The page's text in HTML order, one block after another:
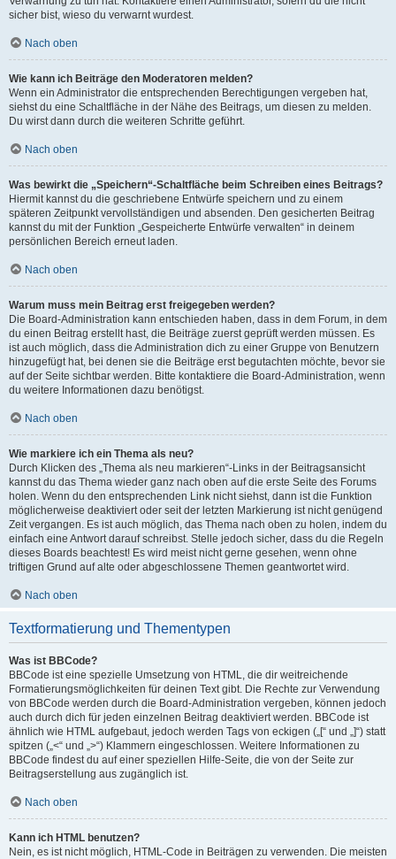
sicher bist, wieso du verwarnt wurdest.
Nach oben
Wie kann ich Beiträge den Moderatoren melden?
Wenn ein Administrator die entsprechenden Berechtigungen vergeben hat,
siehst du eine Schaltfläche in der Nähe des Beitrags, um diesen zu melden.
Du wirst dann durch die weiteren Schritte geführt.
Nach oben
Was bewirkt die „Speichern“-Schaltfläche beim Schreiben eines Beitrags?
Hiermit kannst du die geschriebene Entwürfe speichern und zu einem
späteren Zeitpunkt vervollständigen und absenden. Den gesicherten Beitrag
kannst du mit der Funktion „Gespeicherte Entwürfe verwalten“ in deinem
persönlichen Bereich erneut laden.
Nach oben
Warum muss mein Beitrag erst freigegeben werden?
Die Board-Administration kann entschieden haben, dass in dem Forum, in dem
du einen Beitrag erstellt hast, die Beiträge zuerst geprüft werden müssen. Es
ist auch möglich, dass die Administration dich zu einer Gruppe von Benutzern
hinzugefügt hat, bei denen sie die Beiträge erst begutachten möchte, bevor sie
auf der Seite sichtbar werden. Bitte kontaktiere die Board-Administration, wenn
du weitere Informationen dazu benötigst.
Nach oben
Wie markiere ich ein Thema als neu?
Durch Klicken des „Thema als neu markieren“-Links in der Beitragsansicht
kannst du das Thema wieder ganz nach oben auf die erste Seite des Forums
holen. Wenn du den entsprechenden Link nicht siehst, dann ist die Funktion
möglicherweise deaktiviert oder seit der letzten Markierung ist nicht genügend
Zeit vergangen. Es ist auch möglich, das Thema nach oben zu holen, indem du
einfach eine Antwort darauf schreibst. Stelle jedoch sicher, dass du die Regeln
dieses Boards beachtest! Es wird meist nicht gerne gesehen, wenn ohne
triftigen Grund auf alte oder abgeschlossene Themen geantwortet wird.
Nach oben
Textformatierung und Thementypen
Was ist BBCode?
BBCode ist eine spezielle Umsetzung von HTML, die dir weitreichende
Formatierungsmöglichkeiten für deinen Text gibt. Die Rechte zur Verwendung
von BBCode werden durch die Board-Administration vergeben, können jedoch
auch durch dich für jeden einzelnen Beitrag deaktiviert werden. BBCode ist
ähnlich wie HTML aufgebaut, jedoch werden Tags von eckigen („[“ und „]“) statt
spitzen („<“ und „>“) Klammern eingeschlossen. Weitere Informationen zu
BBCode findest du auf einer speziellen Hilfe-Seite, die von der Seite zur
Beitragserstellung aus zugänglich ist.
Nach oben
Kann ich HTML benutzen?
Nein, es ist nicht möglich, HTML-Code in Beiträgen zu verwenden. Die meisten